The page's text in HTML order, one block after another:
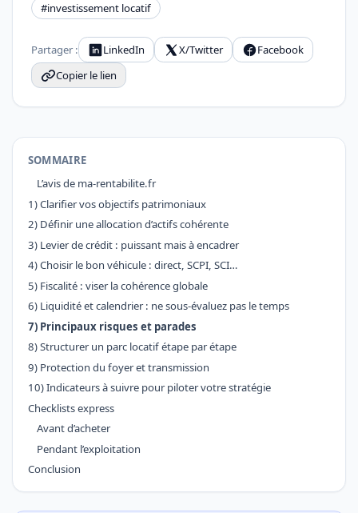
#investissement locatif
Partager : LinkedIn X/Twitter
Facebook
Copier le lien
SOMMAIRE
L’avis de ma-rentabilite.fr
1) Clarifier vos objectifs patrimoniaux
2) Définir une allocation d’actifs cohérente
3) Levier de crédit : puissant mais à encadrer
4) Choisir le bon véhicule : direct, SCPI, SCI…
5) Fiscalité : viser la cohérence globale
6) Liquidité et calendrier : ne sous-évaluez pas le temps
7) Principaux risques et parades
8) Structurer un parc locatif étape par étape
9) Protection du foyer et transmission
10) Indicateurs à suivre pour piloter votre stratégie
Checklists express
Avant d’acheter
Pendant l’exploitation
Conclusion